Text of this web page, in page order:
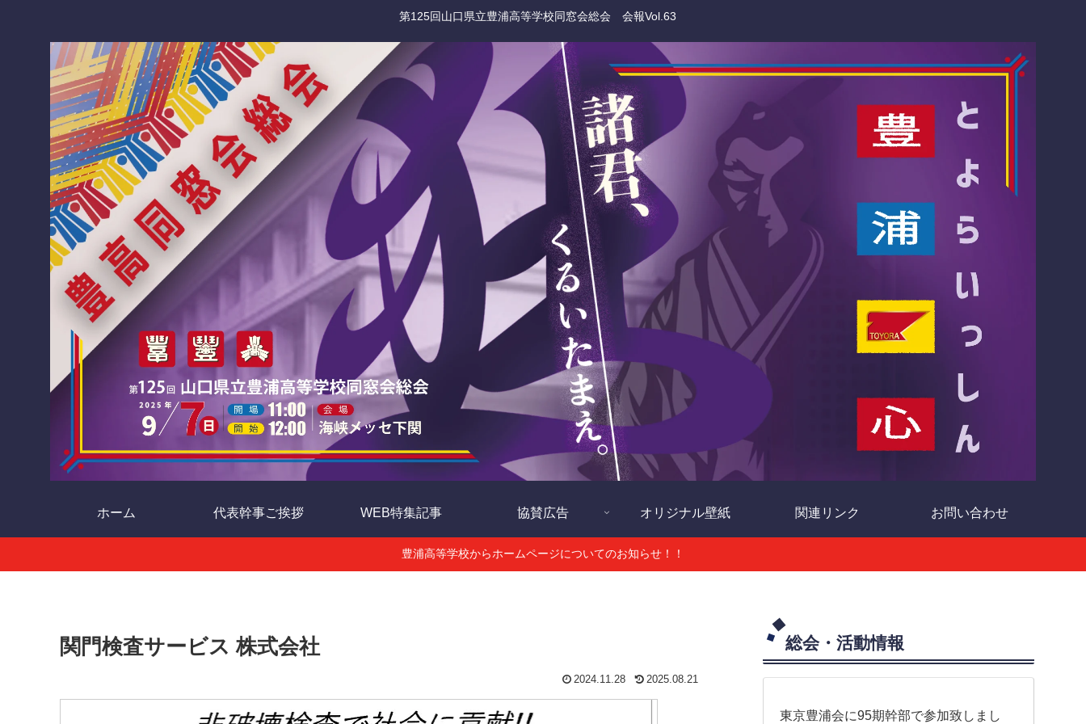
第125回山口県立豊浦高等学校同窓会総会 会報Vol.63
ホーム 代表幹事ご挨拶 WEB特集記事 協賛広告 オリジナル壁紙 関連リンク お問い合わせ
豊浦高等学校からホームページについてのお知らせ！！
関門検査サービス 株式会社
2024.11.28 2025.08.21
総会・活動情報
東京豊浦会に95期幹部で参加致しまし